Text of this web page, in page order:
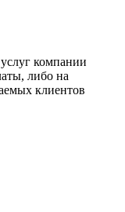
компании
либо на
клиентов